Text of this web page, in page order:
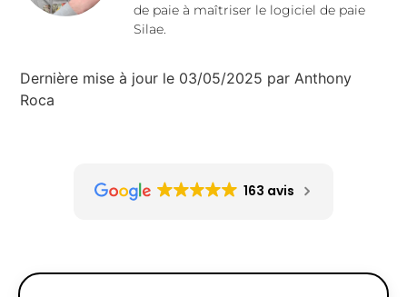
de paie à maîtriser le logiciel de paie
Silae.
Dernière mise à jour le 03/05/2025 par Anthony
Roca
163 avis